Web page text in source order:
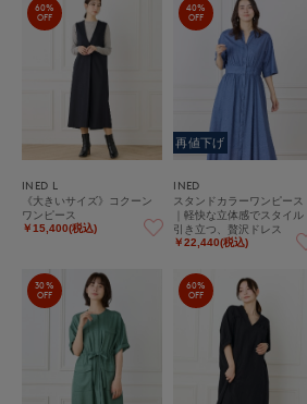
60%
OFF
INED L
《大きいサイズ》コクーン
ワンピース
￥15,400(税込)
40%
OFF
再値下げ
INED
スタンドカラーワンピース
｜軽快な立体感でスタイル
引き立つ、贅沢ドレス
￥22,440(税込)
30%
OFF
60%
OFF